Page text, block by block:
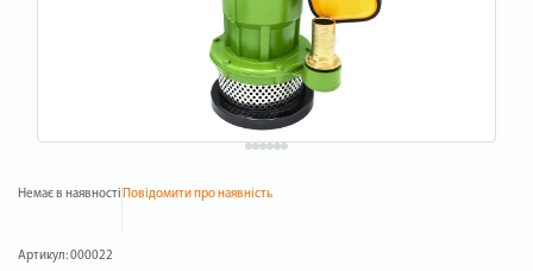
Немає в наявності Повідомити про наявність
Артикул:000022